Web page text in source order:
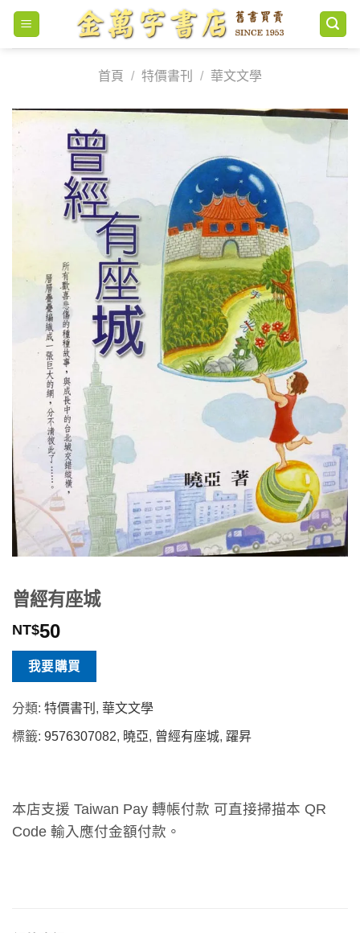
Skip
content
首頁
/ 特價書刊 / 華文文學
曾經有座城
NT$50
我要購買
分類: 特價書刊 , 華文文學
標籤: 9576307082, 曉亞, 曾經有座城, 躍昇
本店支援 Taiwan Pay 轉帳付款 可直接掃描本 QR
Code 輸入應付金額付款。